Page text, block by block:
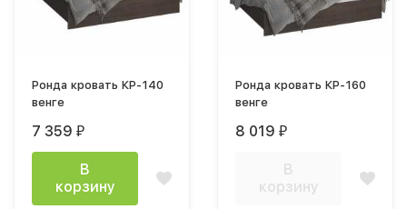
Ронда кровать КР-140
венге
7 359 ₽
В
корзину
Ронда кровать КР-160
венге
8 019 ₽
В
корзину